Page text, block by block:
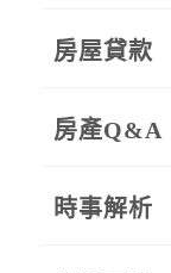
房屋貸款
房產Q&A
時事解析